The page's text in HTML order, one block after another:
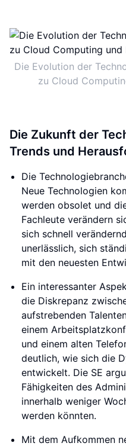
Die Evolution der
zu Cloud
Die Zukunft der
Trends und
Die
Neue Technologien
werden obsolet und
Fachleute verändern
sich schnell
unerlässlich, sich
mit den neuesten
Ein interessanter
die Diskrepanz
aufstrebenden
einem
und einem alten
deutlich, wie sich die
entwickelt. Die SE
Fähigkeiten des
innerhalb weniger
werden könnten.
Mit dem Aufkommen